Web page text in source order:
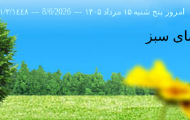
٢١/٢/ --- 8/6/2026 --- ۱۴۰۵ پنج شنبه ۱۵ مرداد امروز
سبز